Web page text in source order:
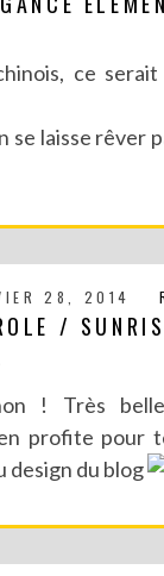
ce
se laisse rêver
28, 2014
/
! Très
profite pour
design du blog